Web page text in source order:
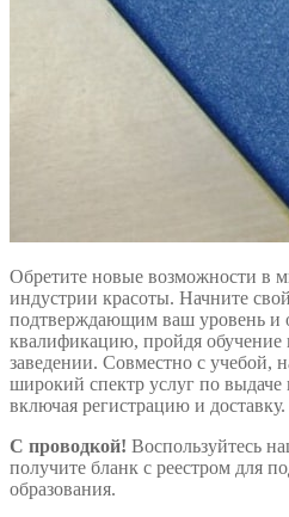
Обретите новые возможности в
индустрии красоты. Начните
подтверждающим ваш уровень и
квалификацию, пройдя обучение
заведении. Совместно с учебой,
широкий спектр услуг по
включая регистрацию и доставку.
С проводкой! Воспользуйтесь
получите бланк с реестром для
образования.